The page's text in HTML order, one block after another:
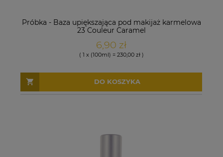
Próbka - Baza upiększająca pod makijaż karmelowa
23 Couleur Caramel
6,90 zł
( 1 x (100ml) = 230,00 zł )
DO KOSZYKA